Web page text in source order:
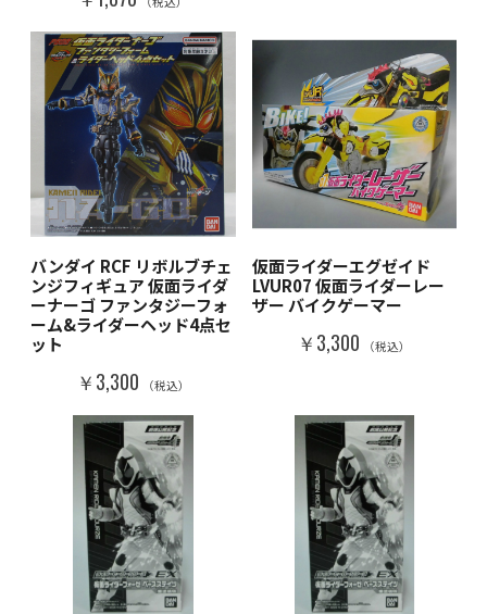
バンダイ RCF リボルブチェ
ンジフィギュア 仮面ライダ
ーナーゴ ファンタジーフォ
ーム&ライダーヘッド4点セ
ット
￥3,300 （税込）
仮面ライダーエグゼイド
LVUR07 仮面ライダーレー
ザー バイクゲーマー
￥3,300 （税込）